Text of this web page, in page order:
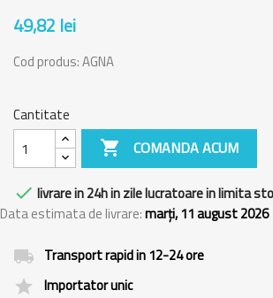
49,82 lei
Cod produs:AGNA
Cantitate
 COMANDA ACUM
 livrare in 24h in zile lucratoare in limita
Data estimata de livrare:marți, 11 august 2026
local_shipping Transport rapid in 12-24 ore
grade Importator unic